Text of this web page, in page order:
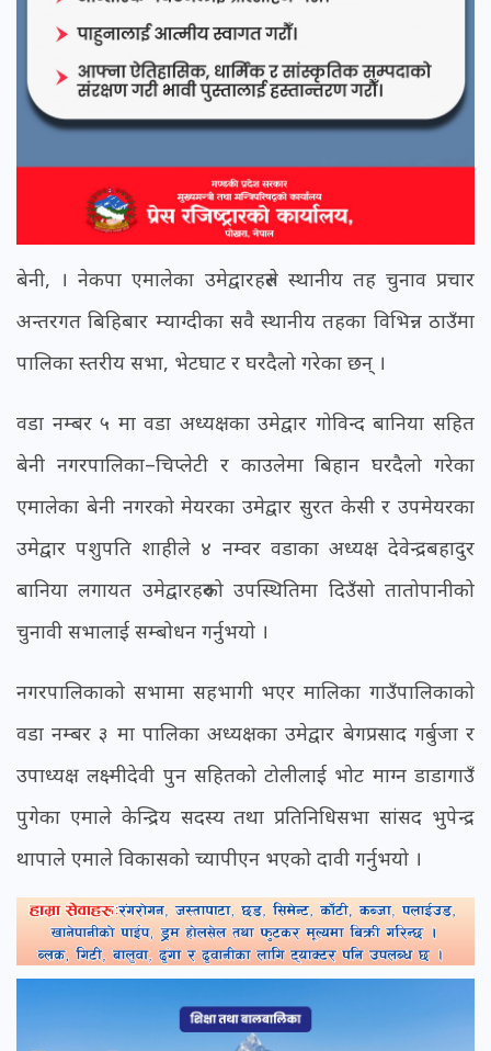
बेनी, । नेकपा एमालेका उमेद्वारहरुले स्थानीय तह चुनाव प्रचार
अन्तरगत बिहिबार म्याग्दीका सवै स्थानीय तहका विभिन्न ठाउँमा
पालिका स्तरीय सभा, भेटघाट र घरदैलो गरेका छन् ।
वडा नम्बर ५ मा वडा अध्यक्षका उमेद्वार गोविन्द बानिया सहित
बेनी नगरपालिका–चिप्लेटी र काउलेमा बिहान घरदैलो गरेका
एमालेका बेनी नगरको मेयरका उमेद्वार सुरत केसी र उपमेयरका
उमेद्वार पशुपति शाहीले ४ नम्वर वडाका अध्यक्ष देवेन्द्रबहादुर
बानिया लगायत उमेद्वारहरुको उपस्थितिमा दिउँसो तातोपानीको
चुनावी सभालाई सम्बोधन गर्नुभयो ।
नगरपालिकाको सभामा सहभागी भएर मालिका गाउँपालिकाको
वडा नम्बर ३ मा पालिका अध्यक्षका उमेद्वार बेगप्रसाद गर्बुजा र
उपाध्यक्ष लक्ष्मीदेवी पुन सहितको टोलीलाई भोट माग्न डाडागाउँ
पुगेका एमाले केन्द्रिय सदस्य तथा प्रतिनिधिसभा सांसद भुपेन्द्र
थापाले एमाले विकासको च्यापीएन भएको दावी गर्नुभयो ।